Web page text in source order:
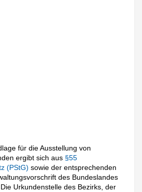
für die Ausstellung von
ergibt sich aus §55
(PStG)sowie der entsprechenden
des Bundeslandes
Urkundenstelle des Bezirks, der